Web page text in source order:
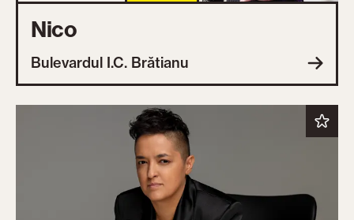
Nico
Bulevardul I.C. Brătianu